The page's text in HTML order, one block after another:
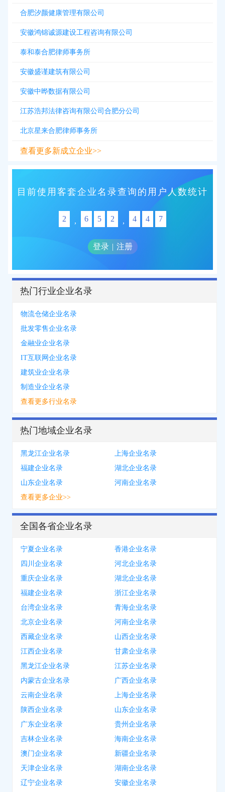
合肥汐颜健康管理有限公司
安徽鸿锦诚源建设工程咨询有限公司
泰和泰合肥律师事务所
安徽盛谨建筑有限公司
安徽中晔数据有限公司
江苏浩邦法律咨询有限公司合肥分公司
北京星来合肥律师事务所
查看更多新成立企业>>
目前使用客套企业名录查询的用户人数统计
2 , 6 5 2 , 4 4 7
登录 | 注册
热门行业企业名录
物流仓储企业名录
批发零售企业名录
金融业企业名录
IT互联网企业名录
建筑业企业名录
制造业企业名录
查看更多行业名录
热门地域企业名录
黑龙江企业名录
上海企业名录
福建企业名录
湖北企业名录
山东企业名录
河南企业名录
查看更多企业>>
全国各省企业名录
宁夏企业名录
香港企业名录
四川企业名录
河北企业名录
重庆企业名录
湖北企业名录
福建企业名录
浙江企业名录
台湾企业名录
青海企业名录
北京企业名录
河南企业名录
西藏企业名录
山西企业名录
江西企业名录
甘肃企业名录
黑龙江企业名录
江苏企业名录
内蒙古企业名录
广西企业名录
云南企业名录
上海企业名录
陕西企业名录
山东企业名录
广东企业名录
贵州企业名录
吉林企业名录
海南企业名录
澳门企业名录
新疆企业名录
天津企业名录
湖南企业名录
辽宁企业名录
安徽企业名录